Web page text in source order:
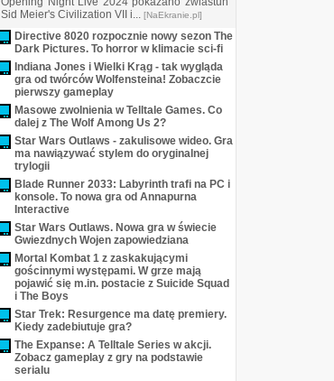
Sniper Elite 5
Sid Meier's Civilization VII i... [NaEkranie.pl]
Directive 8020 rozpocznie nowy sezon The
Dark Pictures. To horror w klimacie sci-fi
Indiana Jones i Wielki Krąg - tak wygląda
gra od twórców Wolfensteina! Zobaczcie
pierwszy gameplay
Masowe zwolnienia w Telltale Games. Co
dalej z The Wolf Among Us 2?
Star Wars Outlaws - zakulisowe wideo. Gra
ma nawiązywać stylem do oryginalnej
trylogii
Blade Runner 2033: Labyrinth trafi na PC i
konsole. To nowa gra od Annapurna
Interactive
Star Wars Outlaws. Nowa gra w świecie
Gwiezdnych Wojen zapowiedziana
Mortal Kombat 1 z zaskakującymi
gościnnymi występami. W grze mają
pojawić się m.in. postacie z Suicide Squad
i The Boys
Star Trek: Resurgence ma datę premiery.
Kiedy zadebiutuje gra?
The Expanse: A Telltale Series w akcji.
Zobacz gameplay z gry na podstawie
serialu